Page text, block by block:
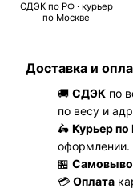
СДЭК по РФ · курьер
по Москве
Доставка и
🚚 СДЭК по
по весу и
🛵 Курьер
оформлении.
🏪
💳 Оплата